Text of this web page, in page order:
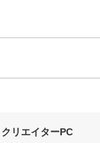
クリエイターPC